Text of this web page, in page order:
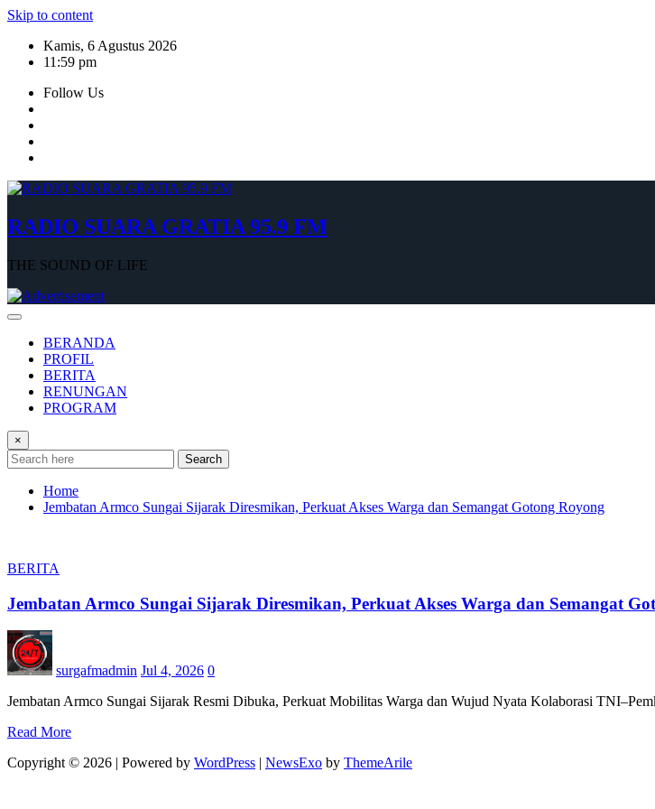
Skip to content
Kamis, 6 Agustus 2026
11:59 pm
Follow Us
RADIO SUARA GRATIA 95.9 FM
THE SOUND OF LIFE
BERANDA
PROFIL
BERITA
RENUNGAN
PROGRAM
×
Search
Home
Jembatan Armco Sungai Sijarak Diresmikan, Perkuat Akses Warga dan Semangat Gotong Royong
BERITA
Jembatan Armco Sungai Sijarak Diresmikan, Perkuat Akses Warga dan Semangat
surgafmadmin Jul 4, 2026 0
Jembatan Armco Sungai Sijarak Resmi Dibuka, Perkuat Mobilitas Warga dan Wujud Nyata Kolaborasi
Read More
Copyright © 2026 | Powered by WordPress | NewsExo by ThemeArile